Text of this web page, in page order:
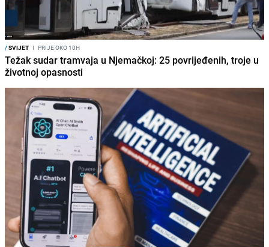
/SVIJET I PRIJE OKO 10H
Težak sudar tramvaja u Njemačkoj: 25 povrijeđenih, troje u
životnoj opasnosti